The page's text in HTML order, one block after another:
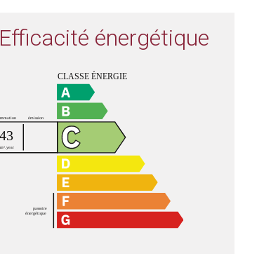
Efficacité énergétique